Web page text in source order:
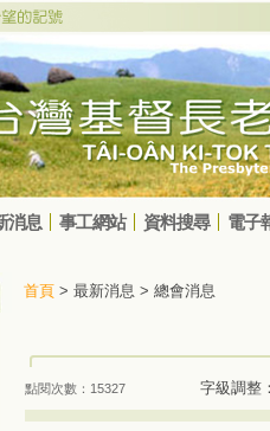
消息 事工網站 資料搜尋 電子
首頁 > 最新消息 > 總會消息
點閱次數：15327 字級調整